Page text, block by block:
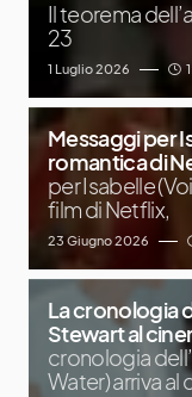
Il teorema
23
1 Luglio 2026
Messaggi per
romantica di
per Isabelle
film di Netflix,
23 Giugno 2026
La cronologia
Stewart al
cronologia
Water) arriva al